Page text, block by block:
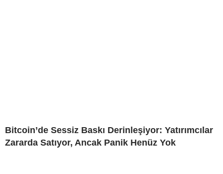
Bitcoin’de Sessiz Baskı Derinleşiyor: Yatırımcılar
Zararda Satıyor, Ancak Panik Henüz Yok